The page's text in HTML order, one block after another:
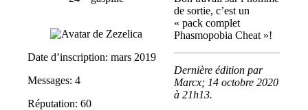
Date d’inscription: mars 2019
Messages: 4
Réputation: 60
de sortie, c’est un
« pack complet
Phasmopobia Cheat »!
Dernière édition par
Marcx; 14 octobre 2020
à 21h13.